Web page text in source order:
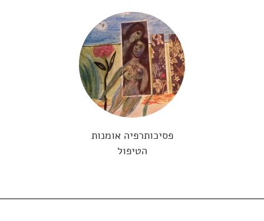
פסיכותרפיה אומנות
הטיפול